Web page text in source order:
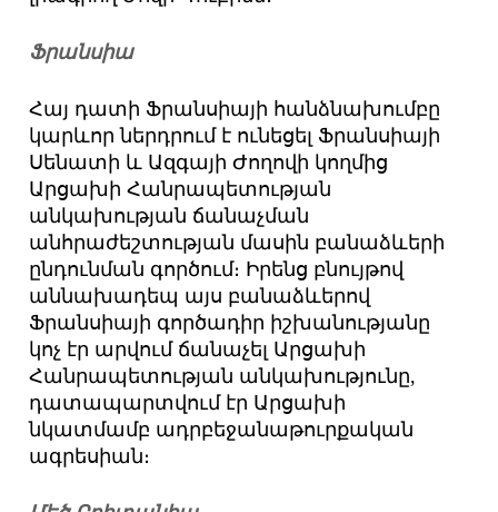
Ֆրանսիա
Հայ դատի Ֆրանսիայի հանձնախումբը
կարևոր ներդրում է ունեցել Ֆրանսիայի
Սենատի և Ազգայի Ժողովի կողմից
Արցախի Հանրապետության
անկախության ճանաչման
անհրաժեշտության մասին բանաձևերի
ընդունման գործում։ Իրենց բնույթով
աննախադեպ այս բանաձևերով
Ֆրանսիայի գործադիր իշխանությանը
կոչ էր արվում ճանաչել Արցախի
Հանրապետության անկախությունը,
դատապարտվում էր Արցախի
նկատմամբ ադրբեջանաթուրքական
ագրեսիան։